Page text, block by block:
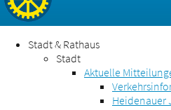
Stadt & Rathaus
Stadt
Aktuelle
Heidenauer